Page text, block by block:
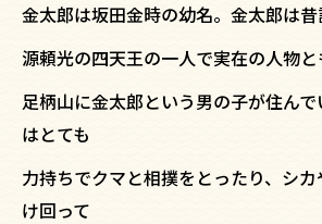
金太郎は坂田金時の幼名。金太郎は昔
源頼光の四天王の一人で実在の人物と
足柄山に金太郎という男の子が住ん
はとても
力持ちでクマと相撲をとったり、シ
け回って